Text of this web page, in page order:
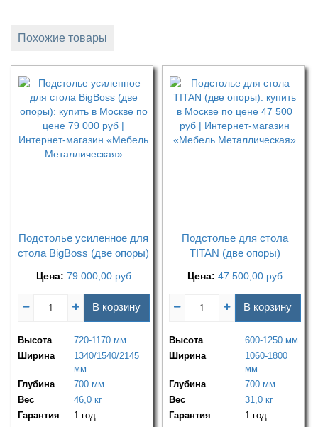
Похожие товары
Подстолье усиленное для
стола BigBoss (две опоры)
Цена: 79 000,00 руб
В корзину
Высота
720-1170 мм
Ширина
1340/1540/2145
мм
Глубина
700 мм
Вес
46,0 кг
Гарантия
1 год
Подстолье для стола
TITAN (две опоры)
Цена: 47 500,00 руб
В корзину
Высота
600-1250 мм
Ширина
1060-1800
мм
Глубина
700 мм
Вес
31,0 кг
Гарантия
1 год